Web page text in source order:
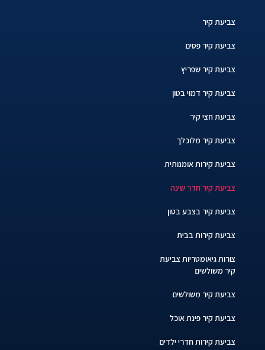
צביעת קיר
צביעת קיר פסים
צביעת קיר שפריץ
צביעת קיר דמוי בטון
צביעת חצי קיר
צביעת קיר מלוכלך
צביעת קירות אומנותית
צביעת קיר חדר שינה
צביעת קיר בצבע בטון
צביעת קירות בבית
צורות גיאומטריות צביעת
קיר משולשים
צביעת קיר משולשים
צביעת קיר פינת אוכל
צביעת קירות חדרי ילדים